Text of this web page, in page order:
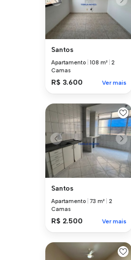
Santos
Apartamento |108 m² |2
Camas
R$ 3.600 Ver mais
Santos
Apartamento |73 m²
2
Camas
R$ 2.500 Ver mais